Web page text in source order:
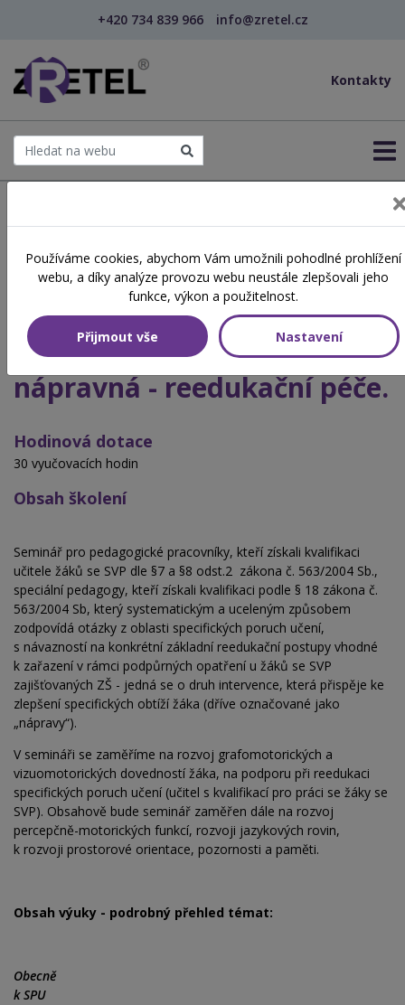
+420 734 839 966 info@zretel.cz
Kontakty
šablony
Praktický přístup k žákům s
SPU v rámci podpůrných
opatření realizovaných ZŠ –
nápravná - reedukační péče.
Hodinová dotace
30 vyučovacích hodin
Obsah školení
Seminář pro pedagogické pracovníky, kteří získali kvalifikaci
učitele žáků se SVP dle §7 a §8 odst.2 zákona č. 563/2004 Sb.,
speciální pedagogy, kteří získali kvalifikaci podle § 18 zákona č.
563/2004 Sb, který systematickým a uceleným způsobem
zodpovídá otázky z oblasti specifických poruch učení,
s návazností na konkrétní základní reedukační postupy vhodné
k zařazení v rámci podpůrných opatření u žáků se SVP
zajišťovaných ZŠ - jedná se o druh intervence, která přispěje ke
zlepšení specifických obtíží žáka (dříve označované jako
„nápravy“).
V semináři se zaměříme na rozvoj grafomotorických a
vizuomotorických dovedností žáka, na podporu při reedukaci
specifických poruch učení (učitel s kvalifikací pro práci se žáky se
SVP). Obsahově bude seminář zaměřen dále na rozvoj
percepčně-motorických funkcí, rozvoji jazykových rovin,
k rozvoji prostorové orientace, pozornosti a paměti.
Obsah výuky - podrobný přehled témat:
Obecně
k SPU
Používáme cookies, abychom Vám umožnili pohodlné prohlížení
webu, a díky analýze provozu webu neustále zlepšovali jeho
funkce, výkon a použitelnost.
Přijmout vše Nastavení